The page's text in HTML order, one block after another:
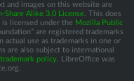
and images on this website are
Share Alike 3.0 License. This does
licensed under the Mozilla Public
are registered trademarks
use as trademarks in one or
are also subject to international
trademark policy. LibreOffice was